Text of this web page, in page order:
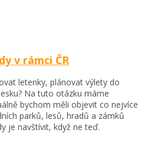
v rámci ČR
letenky, plánovat výlety do
Na tuto otázku máme
bychom měli objevit co nejvíce
parků, lesů, hradů a zámků
je navštívit, když ne teď.